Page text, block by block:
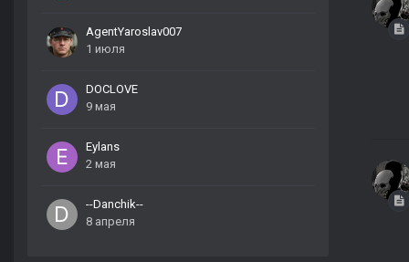
AgentYaroslav007
1 июля
DOCLOVE
9 мая
Eylans
2 мая
--Danchik--
8 апреля